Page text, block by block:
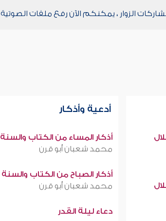
الزوار ، يمكنكم الآن رفع ملفات الصوتية
أدعية وأذكار
أذكار المساء من الكتاب والسنة
محمد شعبان أبو قرن
أذكار الصباح من الكتاب والسنة
محمد شعبان أبو قرن
دعاء ليلة القدر